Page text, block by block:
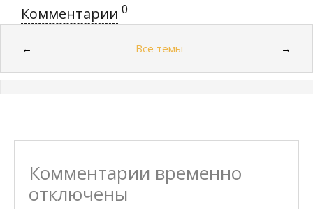
Комментарии 0
← Все темы →
Комментарии временно
отключены